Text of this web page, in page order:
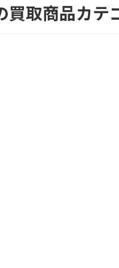
買取商品カテ